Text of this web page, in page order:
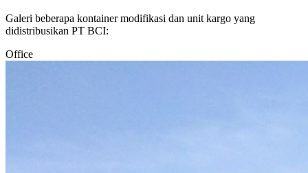
Galeri beberapa kontainer modifikasi dan unit kargo yang
didistribusikan PT BCI:
Office